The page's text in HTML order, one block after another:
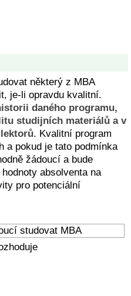
některý z MBA
je-li opravdu kvalitní.
daného programu,
studijních materiálů a v
. Kvalitní program
a pokud je tato podmínka
žádoucí a bude
absolventa na
pro potenciální